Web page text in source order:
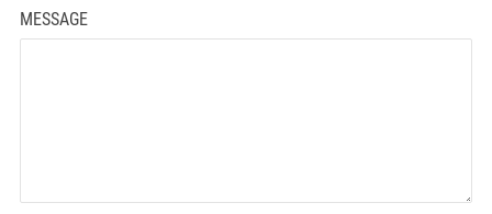
MESSAGE